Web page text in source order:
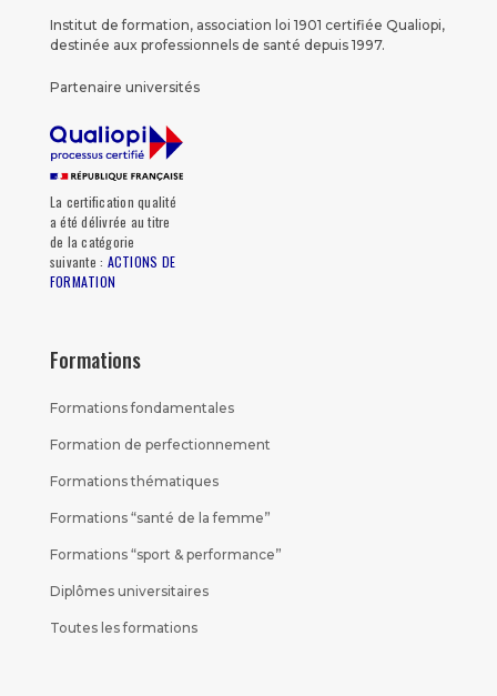
Institut de formation, association loi 1901 certifiée Qualiopi,
destinée aux professionnels de santé depuis 1997.
Partenaire universités
La certification qualité
a été délivrée au titre
de la catégorie
suivante : ACTIONS DE
FORMATION
Formations
Formations fondamentales
Formation de perfectionnement
Formations thématiques
Formations “santé de la femme”
Formations “sport & performance”
Diplômes universitaires
Toutes les formations